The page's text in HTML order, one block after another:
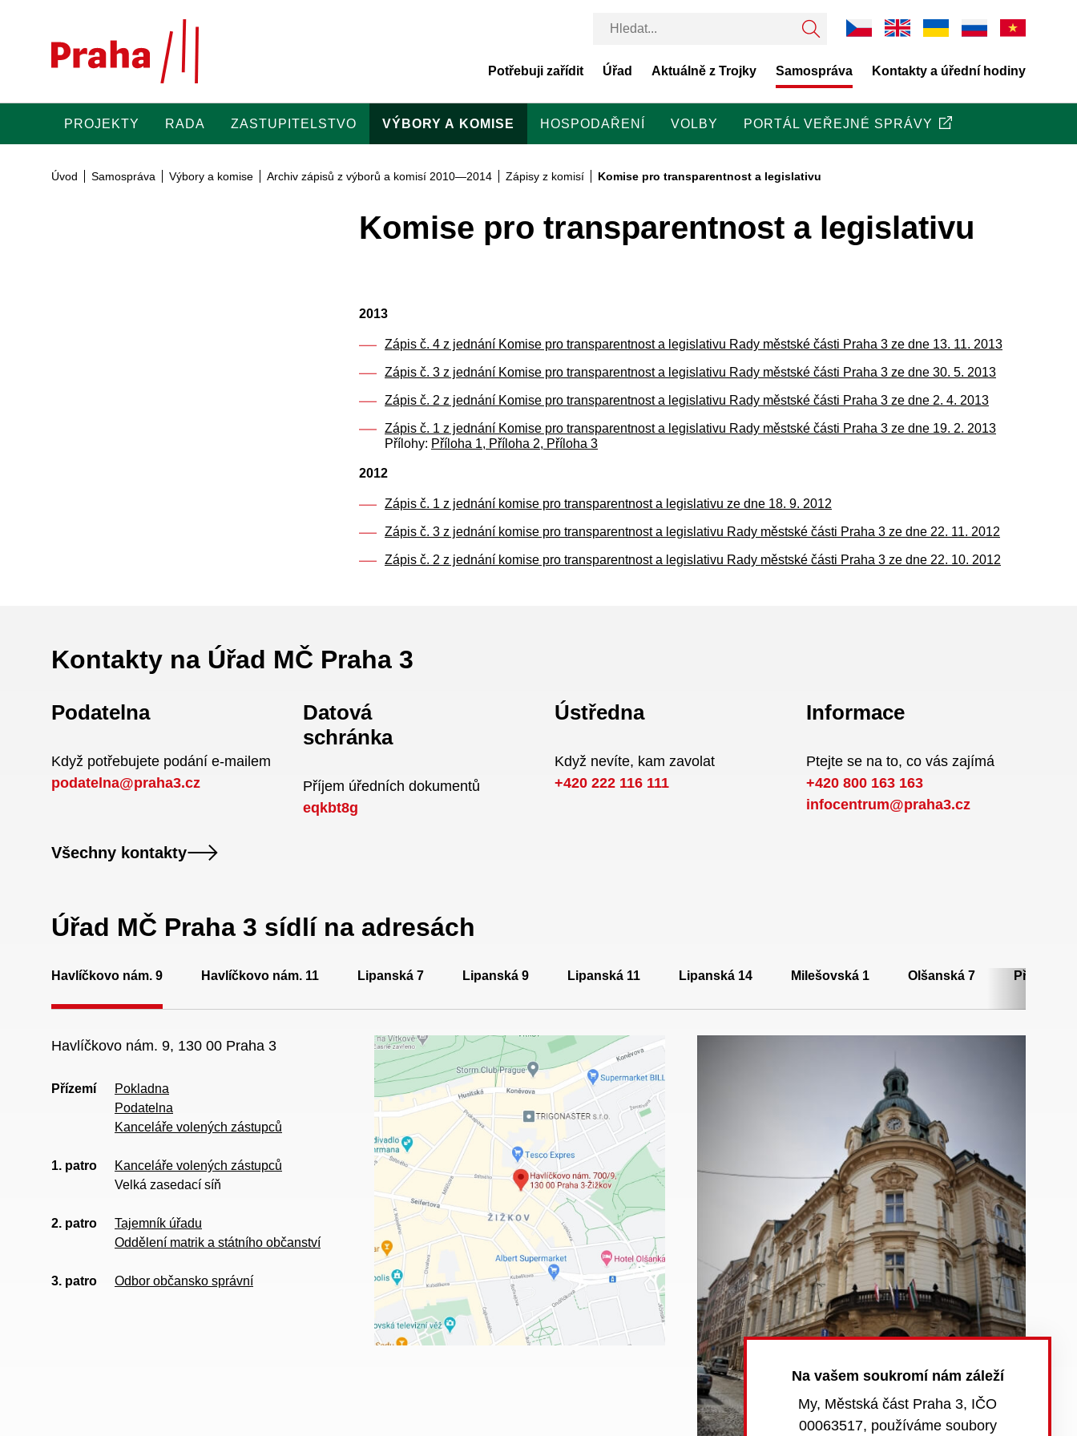
Na vašem soukromí nám záleží
My, Městská část Praha 3, IČO
00063517, používáme soubory
Potřebuji zařídit Úřad Aktuálně z Trojky Samospráva Kontakty a úřední hodiny
PROJEKTY RADA ZASTUPITELSTVO VÝBORY A KOMISE HOSPODAŘENÍ VOLBY PORTÁL VEŘEJNÉ SPRÁVY
Úvod Samospráva Výbory a komise Archiv zápisů z výborů a komisí 2010—2014 Zápisy z komisí Komise pro transparentnost a legislativu
Komise pro transparentnost a legislativu
2013
Zápis č. 4 z jednání Komise pro transparentnost a legislativu Rady městské části Praha 3 ze dne 13. 11. 2013
Zápis č. 3 z jednání Komise pro transparentnost a legislativu Rady městské části Praha 3 ze dne 30. 5. 2013
Zápis č. 2 z jednání Komise pro transparentnost a legislativu Rady městské části Praha 3 ze dne 2. 4. 2013
Zápis č. 1 z jednání Komise pro transparentnost a legislativu Rady městské části Praha 3 ze dne 19. 2. 2013
Přílohy: Příloha 1, Příloha 2, Příloha 3
2012
Zápis č. 1 z jednání komise pro transparentnost a legislativu ze dne 18. 9. 2012
Zápis č. 3 z jednání komise pro transparentnost a legislativu Rady městské části Praha 3 ze dne 22. 11. 2012
Zápis č. 2 z jednání komise pro transparentnost a legislativu Rady městské části Praha 3 ze dne 22. 10. 2012
Kontakty na Úřad MČ Praha 3
Podatelna
Když potřebujete podání e-mailem
podatelna@praha3.cz
Datová
schránka
Příjem úředních dokumentů
eqkbt8g
Ústředna
Když nevíte, kam zavolat
+420 222 116 111
Informace
Ptejte se na to, co vás zajímá
+420 800 163 163
infocentrum@praha3.cz
Všechny kontakty
Úřad MČ Praha 3 sídlí na adresách
Havlíčkovo nám. 9 Havlíčkovo nám. 11 Lipanská 7 Lipanská 9 Lipanská 11 Lipanská 14 Milešovská 1 Olšanská 7
Havlíčkovo nám. 9, 130 00 Praha 3
Přízemí
Pokladna
Podatelna
Kanceláře volených zástupců
1. patro
Kanceláře volených zástupců
Velká zasedací síň
2. patro
Tajemník úřadu
Oddělení matrik a státního občanství
3. patro Odbor občansko správní